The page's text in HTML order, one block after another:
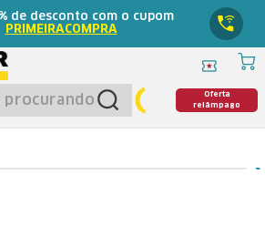
de desconto com o cupom
PRIMEIRACOMPRA
Oferta
relâmpago